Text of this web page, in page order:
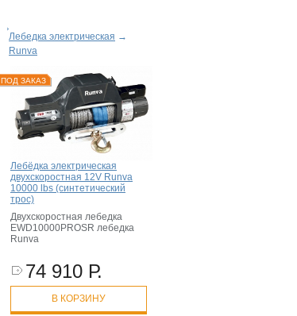
Лебедка электрическая →
Runva
ПОД ЗАКАЗ
Лебёдка электрическая
двухскоростная 12V Runva
10000 lbs (синтетический
трос)
Двухскоростная лебедка
EWD10000PROSR лебедка
Runva
74 910 Р.
В КОРЗИНУ